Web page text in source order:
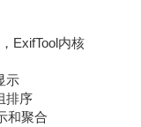
ExifTool内核
示
排序
和聚合